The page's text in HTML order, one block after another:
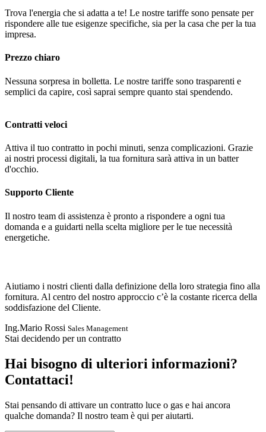
Trova l'energia che si adatta a te! Le nostre tariffe sono pensate per
rispondere alle tue esigenze specifiche, sia per la casa che per la tua
impresa.
Prezzo chiaro
Nessuna sorpresa in bolletta. Le nostre tariffe sono trasparenti e
semplici da capire, così saprai sempre quanto stai spendendo.
Contratti veloci
Attiva il tuo contratto in pochi minuti, senza complicazioni. Grazie
ai nostri processi digitali, la tua fornitura sarà attiva in un batter
d'occhio.
Supporto Cliente
Il nostro team di assistenza è pronto a rispondere a ogni tua
domanda e a guidarti nella scelta migliore per le tue necessità
energetiche.
Aiutiamo i nostri clienti dalla definizione della loro strategia fino alla
fornitura. Al centro del nostro approccio c’è la costante ricerca della
soddisfazione del Cliente.
Ing.Mario Rossi Sales Management
Stai decidendo per un contratto
Hai bisogno di ulteriori informazioni?
Contattaci!
Stai pensando di attivare un contratto luce o gas e hai ancora
qualche domanda? Il nostro team è qui per aiutarti.